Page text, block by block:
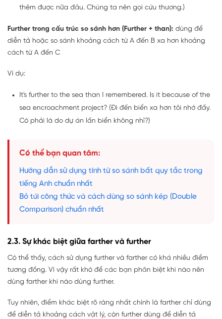
thêm được nữa đâu. Chúng ta nên gọi cứu thương.)
Further trong cấu trúc so sánh hơn (Further + than): dùng để
diễn tả hoặc so sánh khoảng cách từ A đến B xa hơn khoảng
cách từ A đến C
Ví dụ:
It's further to the sea than I remembered. Is it because of the
sea encroachment project? (Đi đến biển xa hơn tôi nhớ đấy.
Có phải là do dự án lấn biển không nhỉ?)
Có thể bạn quan tâm:
Hướng dẫn sử dụng tính từ so sánh bất quy tắc trong
tiếng Anh chuẩn nhất
Bỏ túi công thức và cách dùng so sánh kép (Double
Comparison) chuẩn nhất
2.3. Sự khác biệt giữa farther và further
Có thể thấy, cách sử dụng further và farther có khá nhiều điểm
tương đồng. Vì vậy rất khó để các bạn phân biệt khi nào nên
dùng farther khi nào dùng further.
Tuy nhiên, điểm khác biệt rõ ràng nhất chính là farther chỉ dùng
để diễn tả khoảng cách vật lý, còn further dùng để diễn tả